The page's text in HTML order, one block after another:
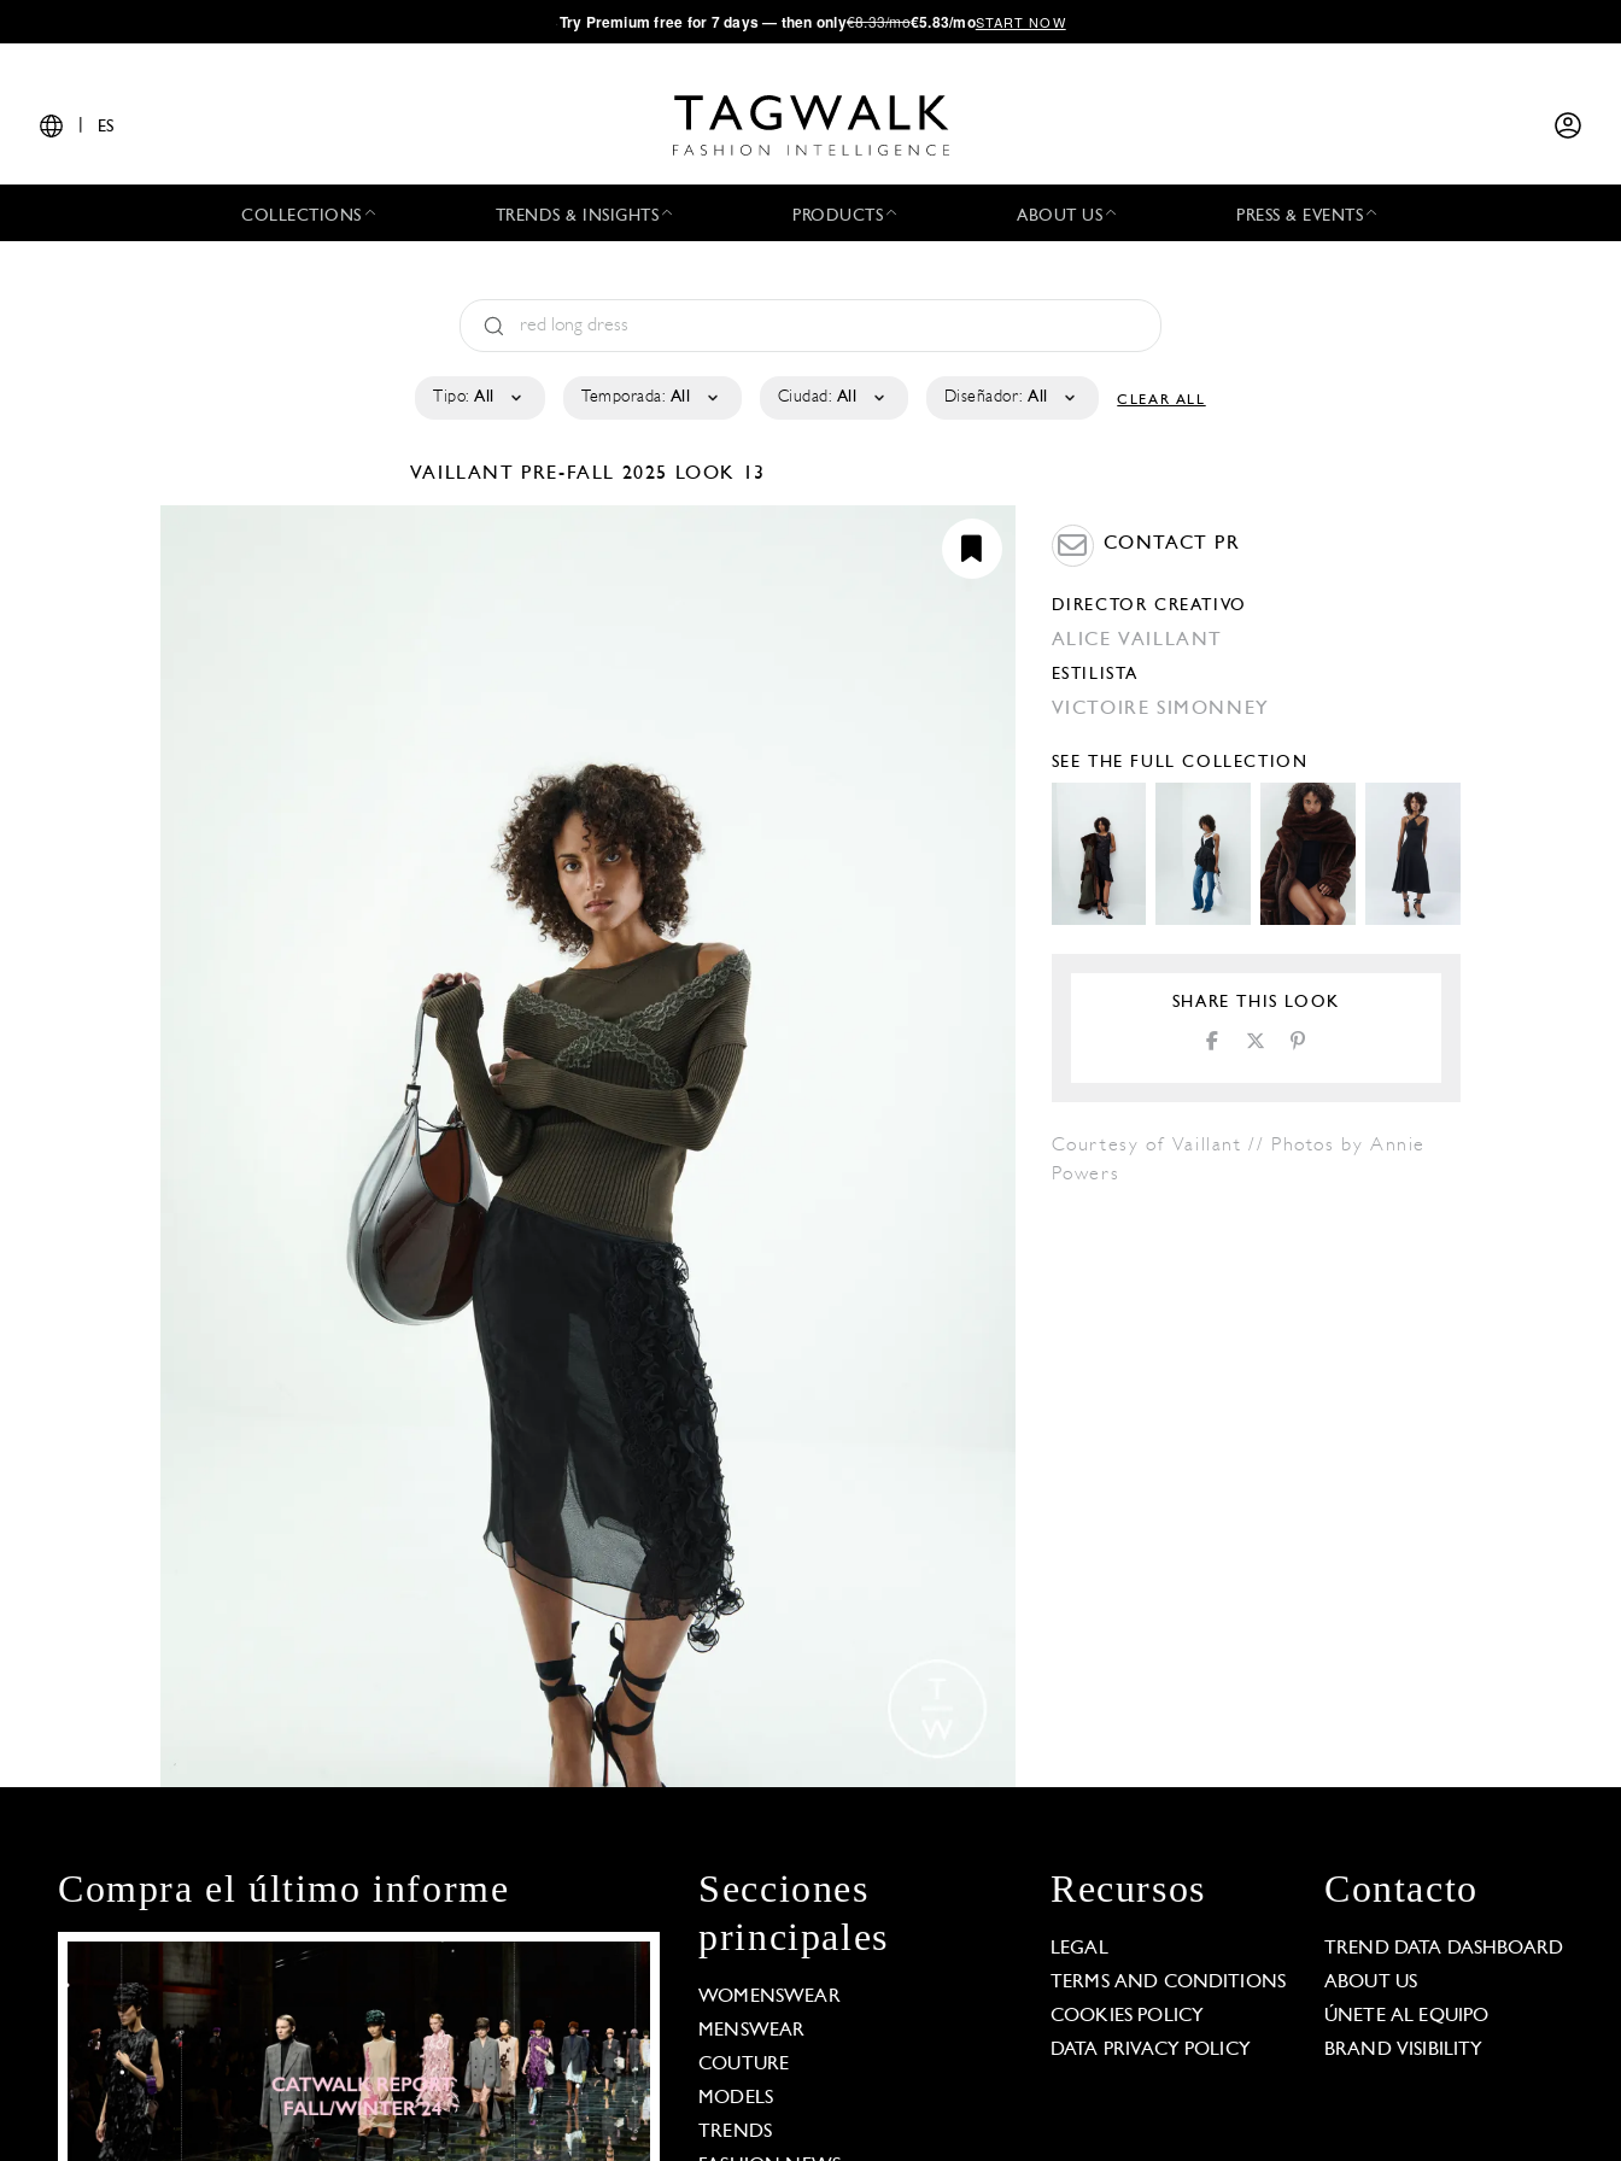
·Try Premium free for 7 days — then only€8.33/mo€5.83/moSTART NOW
ES
COLLECTIONS TRENDS & INSIGHTS PRODUCTS ABOUT US PRESS & EVENTS
Tipo: All Temporada: All Ciudad: All Diseñador: All CLEAR ALL
VAILLANT PRE-FALL 2025 LOOK 13
CONTACT PR
DIRECTOR CREATIVO
ALICE VAILLANT
ESTILISTA
VICTOIRE SIMONNEY
SEE THE FULL COLLECTION
SHARE THIS LOOK
Courtesy of Vaillant // Photos by Annie
Powers
Compra el último informe
Secciones
principales
WOMENSWEAR
MENSWEAR
COUTURE
MODELS
TRENDS
Recursos
LEGAL
TERMS AND CONDITIONS
COOKIES POLICY
DATA PRIVACY POLICY
Contacto
TREND DATA DASHBOARD
ABOUT US
ÚNETE AL EQUIPO
BRAND VISIBILITY